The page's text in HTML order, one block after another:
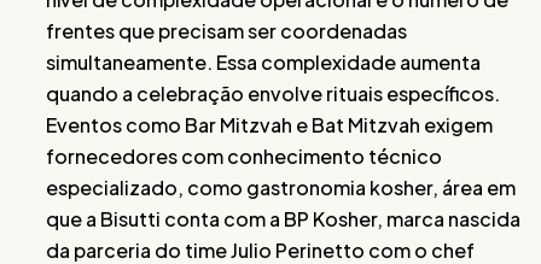
frentes que precisam ser coordenadas
simultaneamente. Essa complexidade aumenta
quando a celebração envolve rituais específicos.
Eventos como Bar Mitzvah e Bat Mitzvah exigem
fornecedores com conhecimento técnico
especializado, como gastronomia kosher, área em
que a Bisutti conta com a BP Kosher, marca nascida
da parceria do time Julio Perinetto com o chef